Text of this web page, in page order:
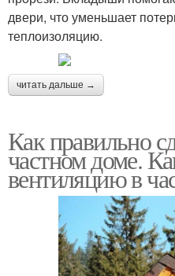
двери, что уменьшает
теплоизоляцию.
читать дальше →
Как правильно
частном доме.
вентиляцию в